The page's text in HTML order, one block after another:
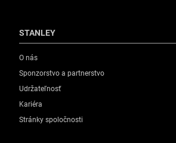
STANLEY
O nás
Sponzorstvo a partnerstvo
Udržateľnosť
Kariéra
Stránky spoločnosti